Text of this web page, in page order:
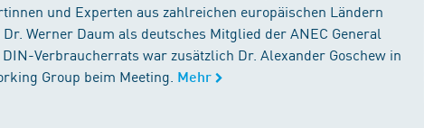
und Experten aus zahlreichen europäischen Ländern
Werner Daum als deutsches Mitglied der ANEC General
Verbraucherrats war zusätzlich Dr. Alexander Goschew in
Group beim Meeting. Mehr